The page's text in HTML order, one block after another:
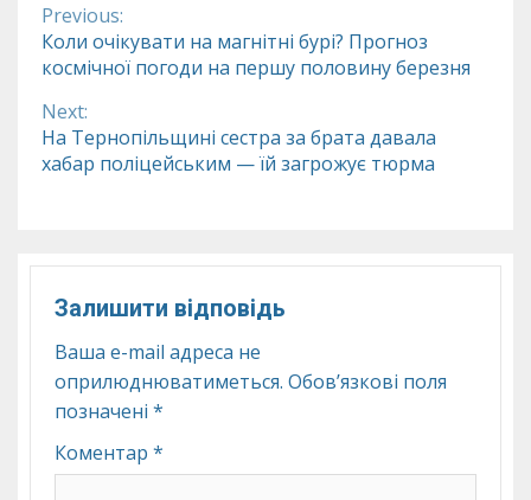
Continue
Reading
Previous:
Коли очікувати на магнітні бурі? Прогноз
космічної погоди на першу половину березня
Next:
На Тернопільщині сестра за брата давала
хабар поліцейським — їй загрожує тюрма
Залишити відповідь
Ваша e-mail адреса не
оприлюднюватиметься. Обов’язкові поля
позначені *
Коментар *